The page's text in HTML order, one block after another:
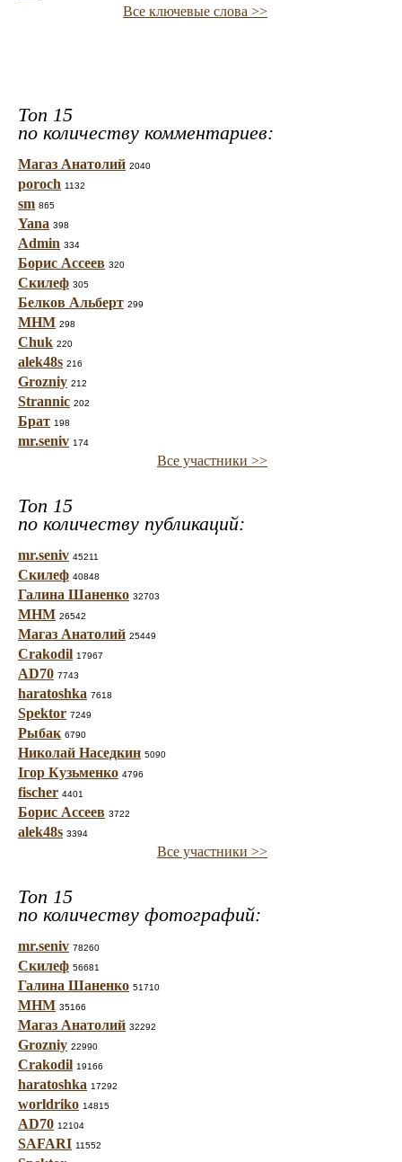
Все ключевые слова >>
Топ 15
по количеству комментариев:
Магаз Анатолий 2040
poroch 1132
sm 865
Yana 398
Admin 334
Борис Ассеев 320
Скилеф 305
Белков Альберт 299
МНМ 298
Chuk 220
alek48s 216
Grozniy 212
Strannic 202
Брат 198
mr.seniv 174
Все участники >>
Топ 15
по количеству публикаций:
mr.seniv 45211
Скилеф 40848
Галина Шаненко 32703
МНМ 26542
Магаз Анатолий 25449
Crakodil 17967
AD70 7743
haratoshka 7618
Spektor 7249
Рыбак 6790
Николай Наседкин 5090
Ігор Кузьменко 4796
fischer 4401
Борис Ассеев 3722
alek48s 3394
Все участники >>
Топ 15
по количеству фотографий:
mr.seniv 78260
Скилеф 56681
Галина Шаненко 51710
МНМ 35166
Магаз Анатолий 32292
Grozniy 22990
Crakodil 19166
haratoshka 17292
worldriko 14815
AD70 12104
SAFARI 11552